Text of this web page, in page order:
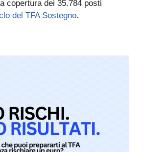
copertura dei 35.784 posti
del TFA Sostegno.